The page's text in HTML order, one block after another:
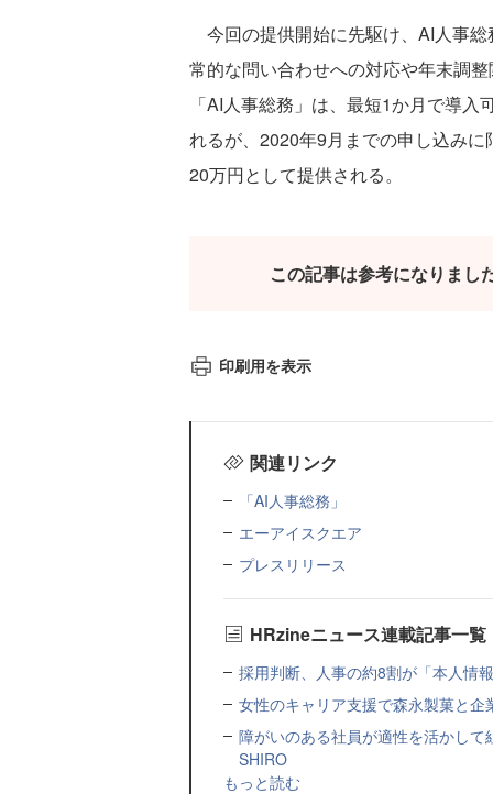
今回の提供開始に先駆け、AI人事
常的な問い合わせへの対応や年末調
「AI人事総務」は、最短1か月で導
れるが、2020年9月までの申し込み
20万円として提供される。
この記事は参考になりまし
印刷用を表示
関連リンク
「AI人事総務」
エーアイスクエア
プレスリリース
HRzineニュース連載記事一覧
採用判断、人事の約8割が「本人情
女性のキャリア支援で森永製菓と
障がいのある社員が適性を活かし
SHIRO
もっと読む